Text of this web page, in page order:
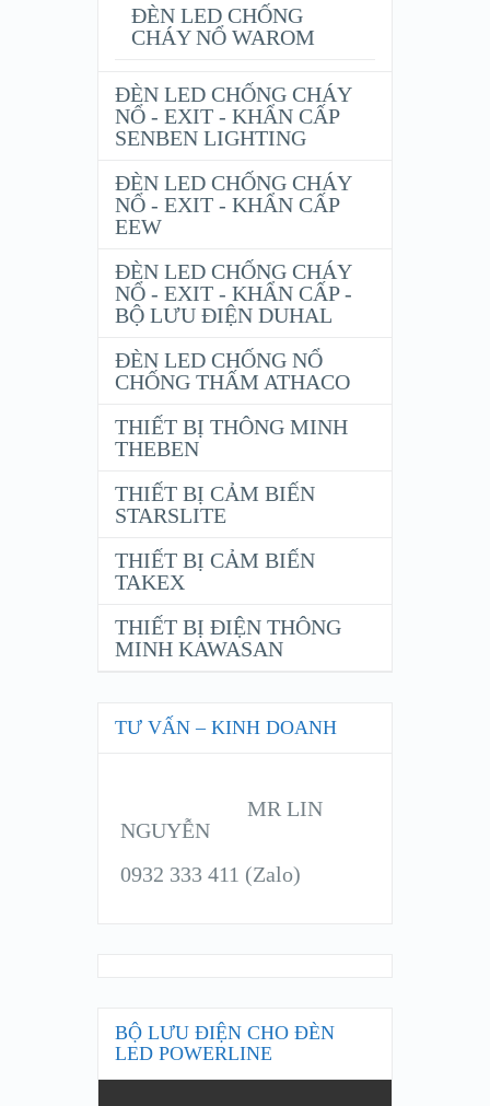
ĐÈN LED CHỐNG
CHÁY NỔ WAROM
ĐÈN LED CHỐNG CHÁY
NỔ - EXIT - KHẨN CẤP
SENBEN LIGHTING
ĐÈN LED CHỐNG CHÁY
NỔ - EXIT - KHẨN CẤP
EEW
ĐÈN LED CHỐNG CHÁY
NỔ - EXIT - KHẨN CẤP -
BỘ LƯU ĐIỆN DUHAL
ĐÈN LED CHỐNG NỔ
CHỐNG THẤM ATHACO
THIẾT BỊ THÔNG MINH
THEBEN
THIẾT BỊ CẢM BIẾN
STARSLITE
THIẾT BỊ CẢM BIẾN
TAKEX
THIẾT BỊ ĐIỆN THÔNG
MINH KAWASAN
TƯ VẤN – KINH DOANH
MR LIN
NGUYỄN
0932 333 411 (Zalo)
BỘ LƯU ĐIỆN CHO ĐÈN
LED POWERLINE